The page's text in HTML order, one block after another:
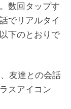
数回タップす
でリアルタイ
下のとおりで
友達との会話
スアイコン